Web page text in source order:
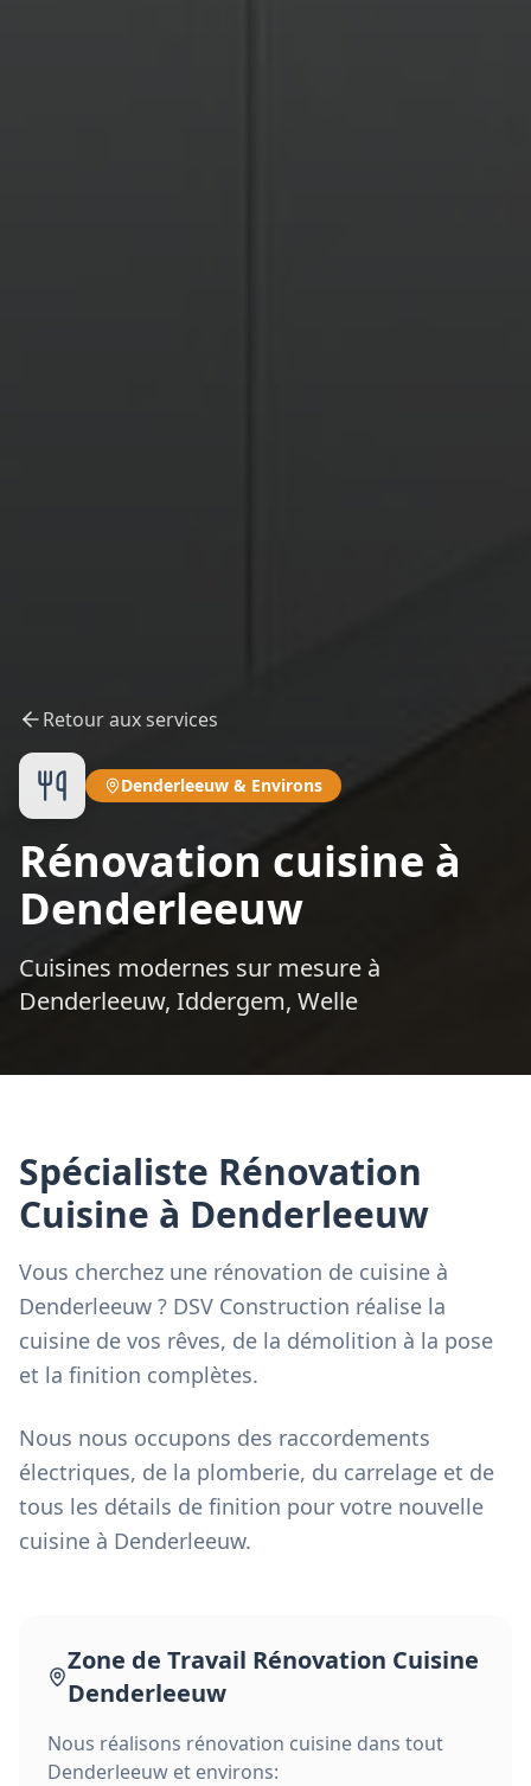
Retour aux services
Denderleeuw & Environs
Rénovation cuisine à
Denderleeuw
Cuisines modernes sur mesure à
Denderleeuw, Iddergem, Welle
Spécialiste Rénovation
Cuisine à Denderleeuw
Vous cherchez une rénovation de cuisine à
Denderleeuw ? DSV Construction réalise la
cuisine de vos rêves, de la démolition à la pose
et la finition complètes.
Nous nous occupons des raccordements
électriques, de la plomberie, du carrelage et de
tous les détails de finition pour votre nouvelle
cuisine à Denderleeuw.
Zone de Travail Rénovation Cuisine
Denderleeuw
Nous réalisons rénovation cuisine dans tout
Denderleeuw et environs: